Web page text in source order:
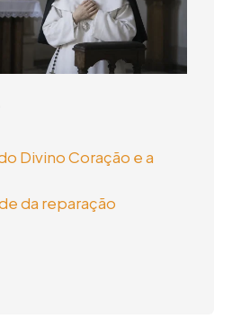
Divino Coração e a
da reparação